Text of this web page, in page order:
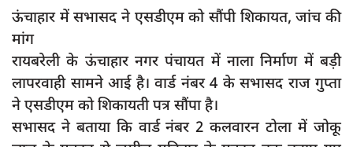
प्रशासनिक
दुर्घटना
editors-pick
other
Login
ऊंचाहार में सभासद ने एसडीएम को सौंपी शिकायत, जांच की
मांग
रायबरेली के ऊंचाहार नगर पंचायत में नाला निर्माण में बड़ी
लापरवाही सामने आई है। वार्ड नंबर 4 के सभासद राज गुप्ता
ने एसडीएम को शिकायती पत्र सौंपा है।
सभासद ने बताया कि वार्ड नंबर 2 कलवारन टोला में जोकू